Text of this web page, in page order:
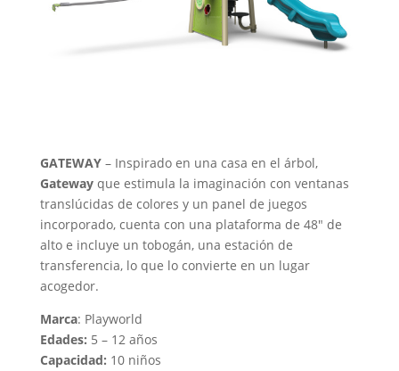
GATEWAY– Inspirado en una casa en el árbol,
Gatewayque estimula la imaginación con ventanas
translúcidas de colores y un panel de juegos
incorporado, cuenta con una plataforma de 48″ de
alto e incluye un tobogán, una estación de
transferencia, lo que lo convierte en un lugar
acogedor.
Marca: Playworld
Edades: 5 – 12 años
Capacidad: 10 niños